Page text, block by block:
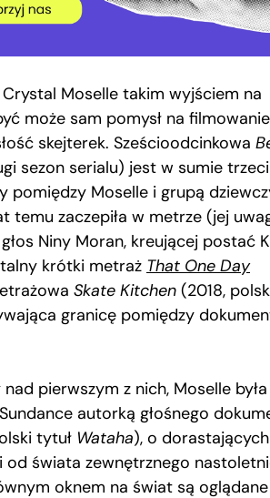
Moselle takim wyjściem na
może sam pomysł na filmowanie
skejterek. Sześcioodcinkowa
sezon serialu) jest w sumie
pomiędzy Moselle i grupą
temu zaczepiła w metrze (jej
Niny Moran, kreującej postać
krótki metraż That One Day
Skate Kitchen (2018,
granicę pomiędzy
pierwszym z nich, Moselle była
autorką głośnego
tytuł Wataha), o
od świata zewnętrznego
oknem na świat są